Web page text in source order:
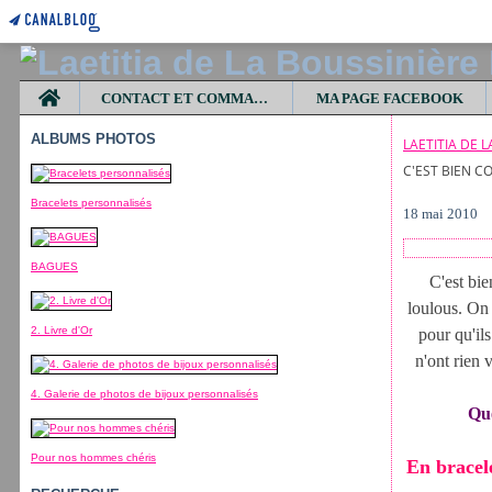
Home
CONTACT ET COMMANDES MA PAGE FACEBOOK
ALBUMS PHOTOS
Bracelets personnalisés
BAGUES
2. Livre d'Or
4. Galerie de photos de bijoux personnalisés
Pour nos hommes chéris
LAETITIA DE
C'EST BIEN
18 mai 2010
C'est
loulous. On
pour
n'ont rien
En